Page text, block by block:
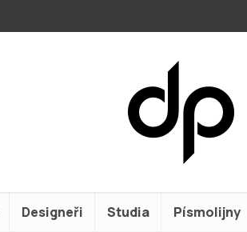
Designeři Studia Písmolijny